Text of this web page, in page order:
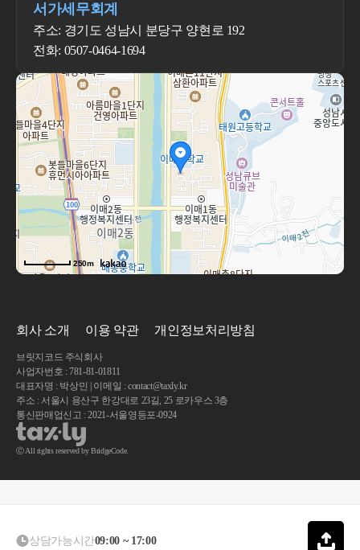
서가세무회계
주소: 경기도 성남시 분당구 양현로 192
전화: 0507-0464-1694
250m
회사 소개 이용 약관 개인정보처리방침
브릿지코드 주식회사
사업자번호 : 781-81-01811
대표자명 : 박상민 | 이메일 : contact@taxly.kr
주소 : 서울시 용산구 한강대로 23길, 25 로카우스 3층
통신판매업신고 : 2021-서울영등포-0924
Ⓒ All rights reserved by BridgeCode.
상담가능시간09:00 ~ 17:00